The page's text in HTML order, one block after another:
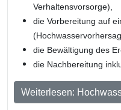
Verhaltensvorsorge),
die Vorbereitung auf
die Bewältigung des
die Nachbereitung
Weiterlesen: